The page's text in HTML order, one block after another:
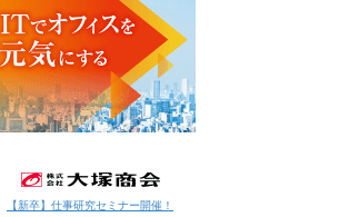
【新卒】仕事研究セミナー開催！